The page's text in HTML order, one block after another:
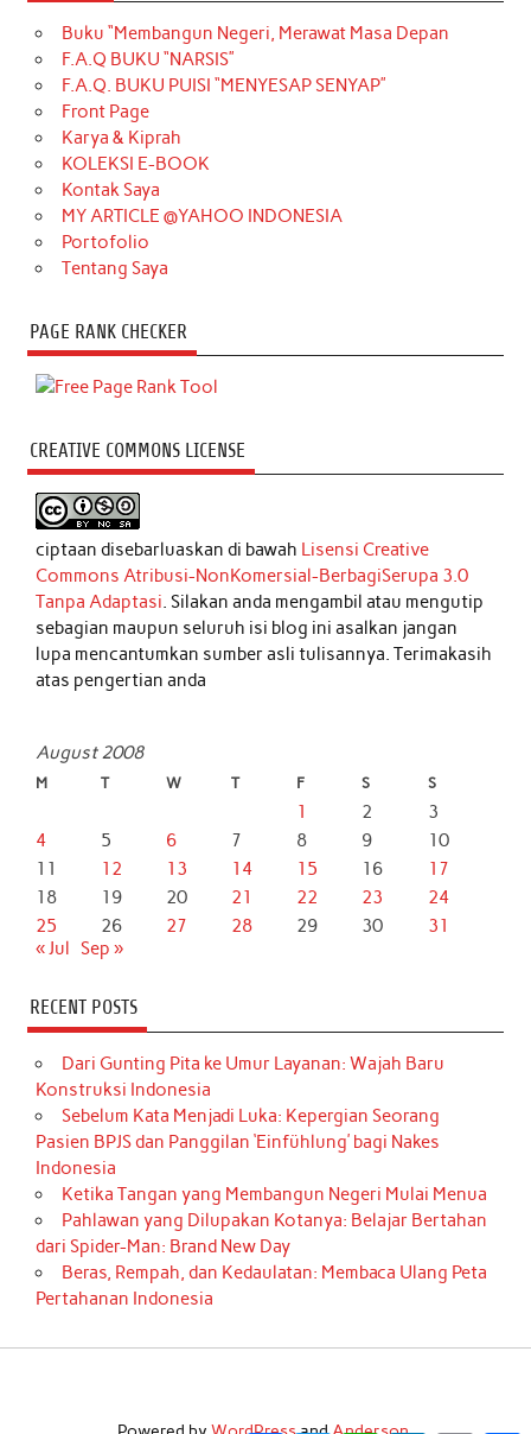
Buku “Membangun Negeri, Merawat Masa Depan
F.A.Q BUKU “NARSIS”
F.A.Q. BUKU PUISI “MENYESAP SENYAP”
Front Page
Karya & Kiprah
KOLEKSI E-BOOK
Kontak Saya
MY ARTICLE @YAHOO INDONESIA
Portofolio
Tentang Saya
PAGE RANK CHECKER
CREATIVE COMMONS LICENSE
ciptaan disebarluaskan di bawah Lisensi Creative
Commons Atribusi-NonKomersial-BerbagiSerupa 3.0
Tanpa Adaptasi. Silakan anda mengambil atau mengutip
sebagian maupun seluruh isi blog ini asalkan jangan
lupa mencantumkan sumber asli tulisannya. Terimakasih
atas pengertian anda
August 2008
M T W T F S S
1 2
3
4
5 6 7 8 9
10
11
12 13 14 15 16
17
18
19 20 21 22 23
24
25
26 27 28 29 30
31
« Jul Sep »
RECENT POSTS
Dari Gunting Pita ke Umur Layanan: Wajah Baru
Konstruksi Indonesia
Sebelum Kata Menjadi Luka: Kepergian Seorang
Pasien BPJS dan Panggilan ‘Einfühlung’ bagi Nakes
Indonesia
Ketika Tangan yang Membangun Negeri Mulai Menua
Pahlawan yang Dilupakan Kotanya: Belajar Bertahan
dari Spider-Man: Brand New Day
Beras, Rempah, dan Kedaulatan: Membaca Ulang Peta
Pertahanan Indonesia